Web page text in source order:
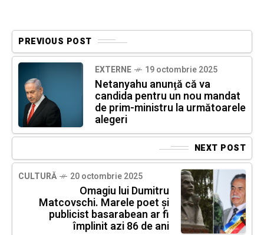
PREVIOUS POST
EXTERNE 19 octombrie 2025
Netanyahu anunţă că va
candida pentru un nou mandat
de prim-ministru la următoarele
alegeri
NEXT POST
CULTURĂ 20 octombrie 2025
Omagiu lui Dumitru
Matcovschi. Marele poet și
publicist basarabean ar fi
împlinit azi 86 de ani